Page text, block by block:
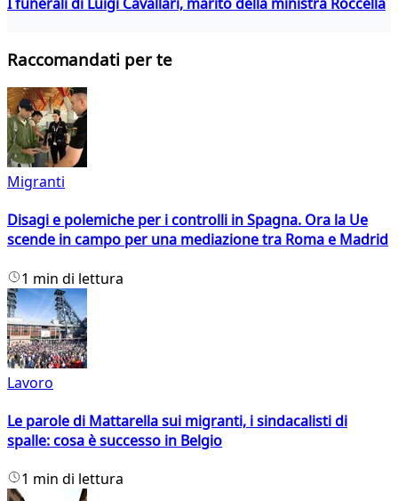
Raccomandati per te
Migranti
Disagi e polemiche per i controlli in Spagna. Ora la Ue
scende in campo per una mediazione tra Roma e Madrid
1 min di lettura
Lavoro
Le parole di Mattarella sui migranti, i sindacalisti di
spalle: cosa è successo in Belgio
1 min di lettura